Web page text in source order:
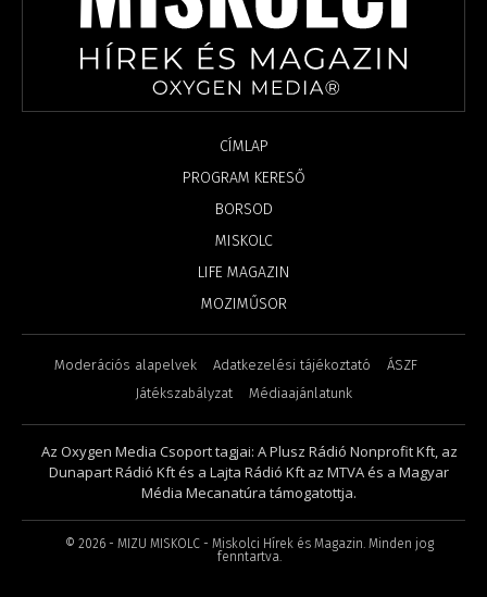
CÍMLAP
PROGRAM KERESŐ
BORSOD
MISKOLC
LIFE MAGAZIN
MOZIMŰSOR
Moderációs alapelvek Adatkezelési tájékoztató
ÁSZF
Játékszabályzat
Médiaajánlatunk
Az Oxygen Media Csoport tagjai: A Plusz Rádió Nonprofit Kft, az
Dunapart Rádió Kft és a Lajta Rádió Kft az MTVA és a Magyar
Média Mecanatúra támogatottja.
© 2026- MIZU MISKOLC - Miskolci Hírek és Magazin. Minden jog
fenntartva.